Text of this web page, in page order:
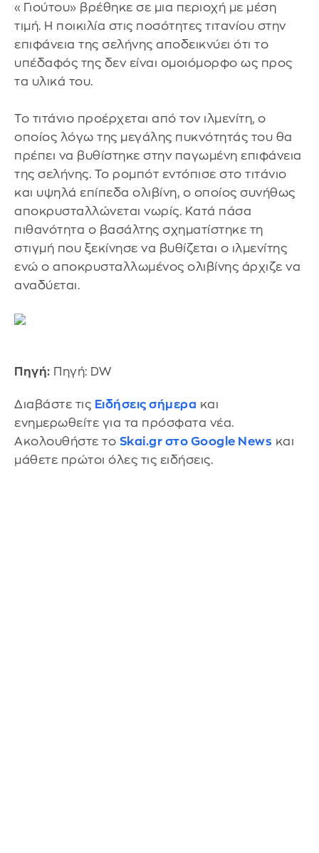
«Γιούτου» βρέθηκε σε μια περιοχή με μέση
τιμή. Η ποικιλία στις ποσότητες τιτανίου στην
επιφάνεια της σελήνης αποδεικνύει ότι το
υπέδαφός της δεν είναι ομοιόμορφο ως προς
τα υλικά του.
Το τιτάνιο προέρχεται από τον ιλμενίτη, ο
οποίος λόγω της μεγάλης πυκνότητάς του θα
πρέπει να βυθίστηκε στην παγωμένη επιφάνεια
της σελήνης. Το ρομπότ εντόπισε στο τιτάνιο
και υψηλά επίπεδα ολιβίνη, ο οποίος συνήθως
αποκρυσταλλώνεται νωρίς. Κατά πάσα
πιθανότητα ο βασάλτης σχηματίστηκε τη
στιγμή που ξεκίνησε να βυθίζεται ο ιλμενίτης
ενώ ο αποκρυσταλλωμένος ολιβίνης άρχιζε να
αναδύεται.
Πηγή: Πηγή: DW
Διαβάστε τις Ειδήσεις σήμερα και
ενημερωθείτε για τα πρόσφατα νέα.
Ακολουθήστε το Skai.gr στο Google News και
μάθετε πρώτοι όλες τις ειδήσεις.